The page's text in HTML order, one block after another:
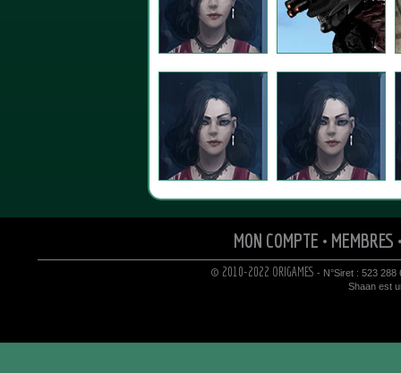
MON COMPTE • MEMBRES
© 2010-2022 ORIGAMES - N°Siret : 523 288
Shaan est